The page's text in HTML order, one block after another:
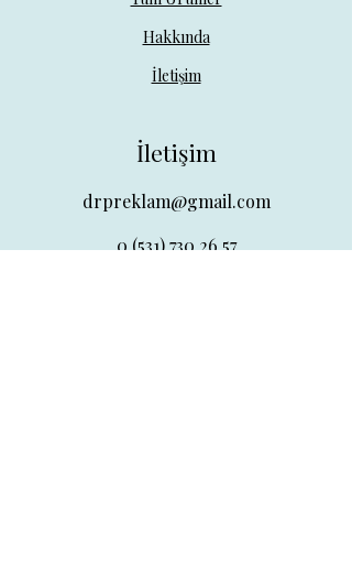
Hakkında
İletişim
İletişim
drpreklam@gmail.com
0 (531) 730 26 57